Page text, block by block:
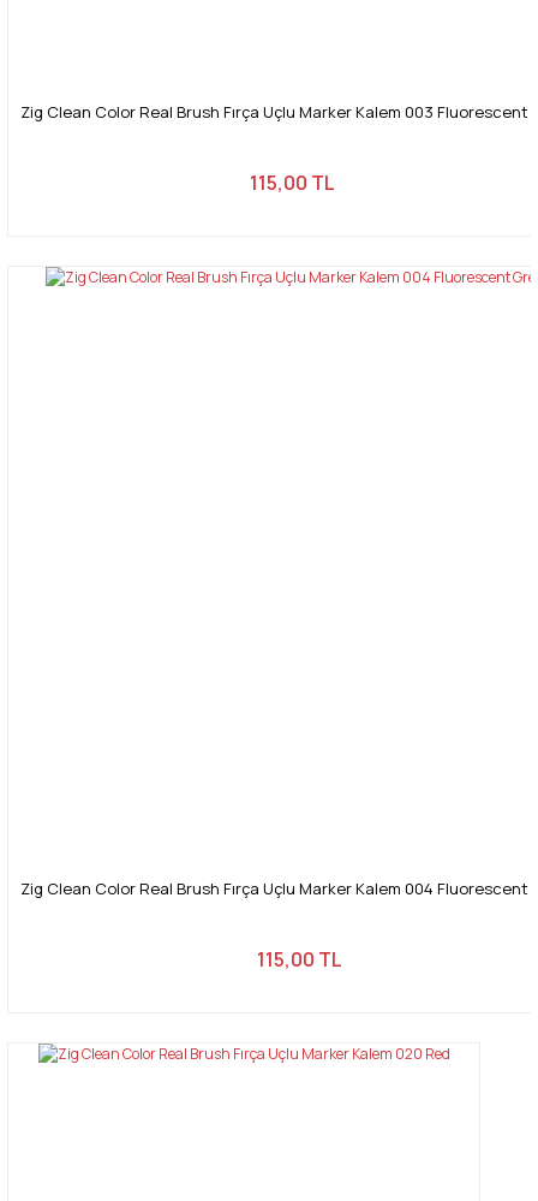
Zig Clean Color Real Brush Fırça Uçlu Marker Kalem 003 Fluorescent
115,00 TL
Zig Clean Color Real Brush Fırça Uçlu Marker Kalem 004 Fluorescent
115,00 TL